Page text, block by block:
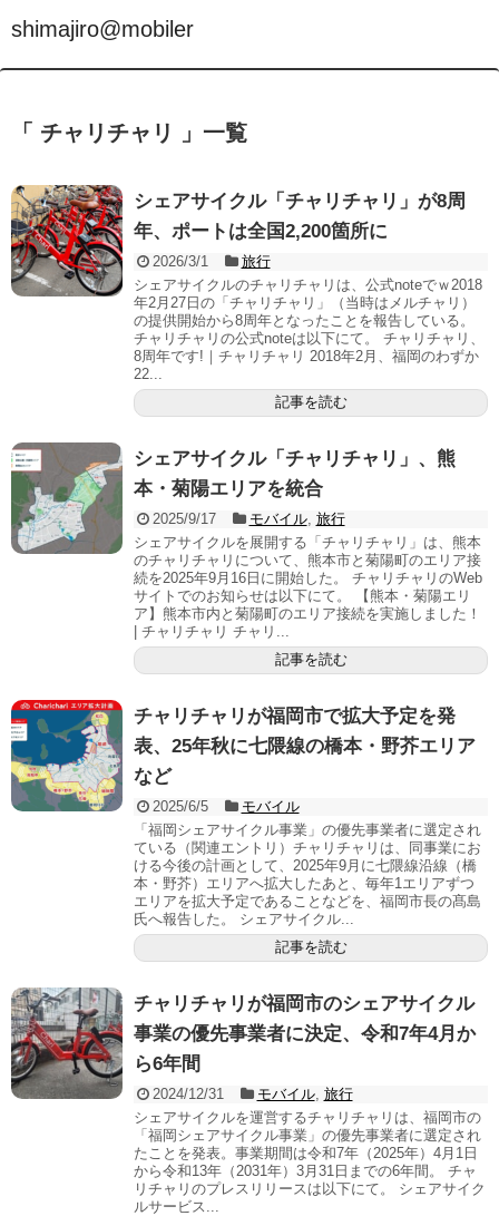
shimajiro@mobiler
「 チャリチャリ 」一覧
シェアサイクル「チャリチャリ」が8周
年、ポートは全国2,200箇所に
2026/3/1
旅行
シェアサイクルのチャリチャリは、公式noteでｗ2018
年2月27日の「チャリチャリ」（当時はメルチャリ）
の提供開始から8周年となったことを報告している。
チャリチャリの公式noteは以下にて。 チャリチャリ、
8周年です!｜チャリチャリ 2018年2月、福岡のわずか
22...
記事を読む
シェアサイクル「チャリチャリ」、熊
本・菊陽エリアを統合
2025/9/17 モバイル, 旅行
シェアサイクルを展開する「チャリチャリ」は、熊本
のチャリチャリについて、熊本市と菊陽町のエリア接
続を2025年9月16日に開始した。 チャリチャリのWeb
サイトでのお知らせは以下にて。 【熊本・菊陽エリ
ア】熊本市内と菊陽町のエリア接続を実施しました！
| チャリチャリ チャリ...
記事を読む
チャリチャリが福岡市で拡大予定を発
表、25年秋に七隈線の橋本・野芥エリア
など
2025/6/5
モバイル
「福岡シェアサイクル事業」の優先事業者に選定され
ている（関連エントリ）チャリチャリは、同事業にお
ける今後の計画として、2025年9月に七隈線沿線（橋
本・野芥）エリアへ拡大したあと、毎年1エリアずつ
エリアを拡大予定であることなどを、福岡市長の髙島
氏へ報告した。 シェアサイクル...
記事を読む
チャリチャリが福岡市のシェアサイクル
事業の優先事業者に決定、令和7年4月か
ら6年間
2024/12/31 モバイル, 旅行
シェアサイクルを運営するチャリチャリは、福岡市の
「福岡シェアサイクル事業」の優先事業者に選定され
たことを発表。事業期間は令和7年（2025年）4月1日
から令和13年（2031年）3月31日までの6年間。 チャ
リチャリのプレスリリースは以下にて。 シェアサイク
ルサービス...